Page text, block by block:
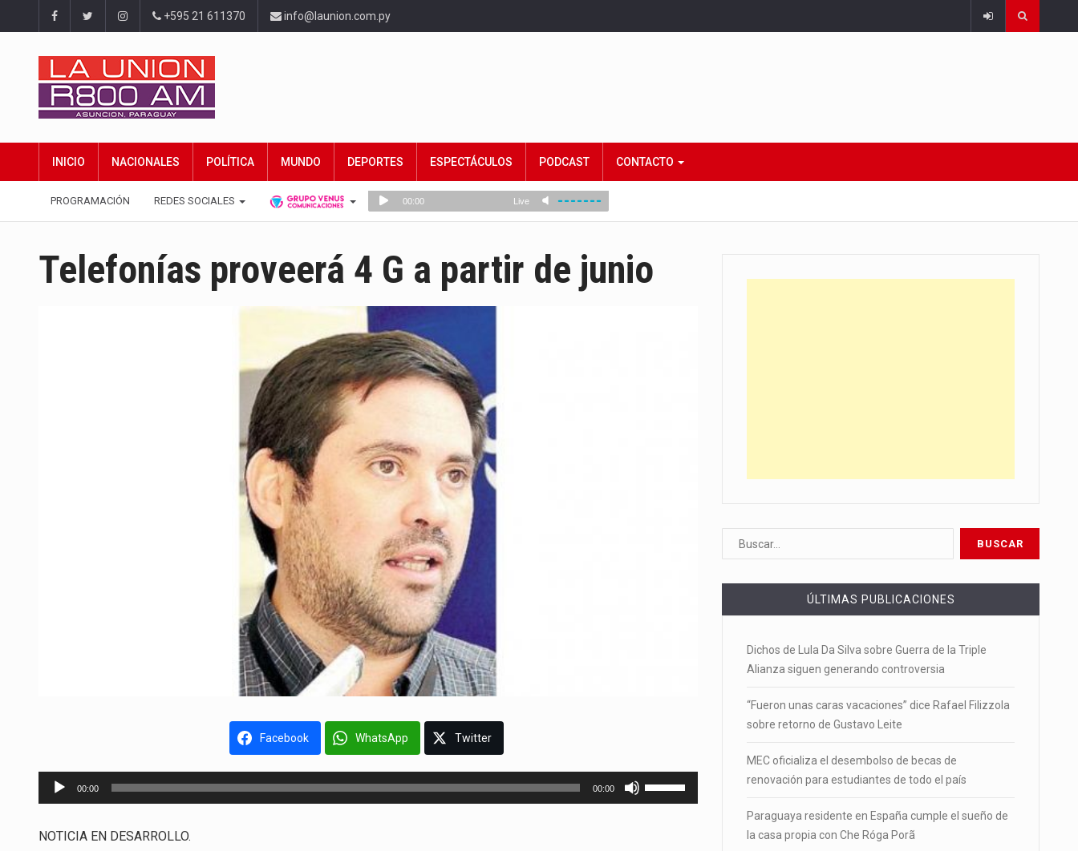
+595 21 611370 info@launion.com.py
INICIO NACIONALES POLÍTICA MUNDO DEPORTES ESPECTÁCULOS PODCAST CONTACTO
PROGRAMACIÓN REDES SOCIALES
Telefonías proveerá 4 G a partir de junio
Facebook WhatsApp Twitter
Reproductor
de
00:00 00:00
Utiliza
las
NOTICIA EN DESARROLLO.
ÚLTIMAS PUBLICACIONES
Dichos de Lula Da Silva sobre Guerra de la Triple
Alianza siguen generando controversia
“Fueron unas caras vacaciones” dice Rafael Filizzola
sobre retorno de Gustavo Leite
MEC oficializa el desembolso de becas de
renovación para estudiantes de todo el país
Paraguaya residente en España cumple el sueño de
la casa propia con Che Róga Porã